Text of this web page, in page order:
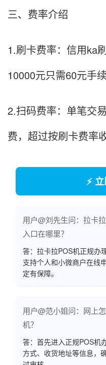
三、费率介绍
1.刷卡费率：信用ka
10000元只需60元手续
2.扫码费率：单笔交
费，超过按刷卡费率
⚡
用户@刘先生问：拉卡
入口在哪里？
答：拉卡拉POS机正规办
支持个人和小微商户在线
定有保障。
用户@范小姐问：网上
机？
答：首先进入正规POS机
方式、收货地址等信息，